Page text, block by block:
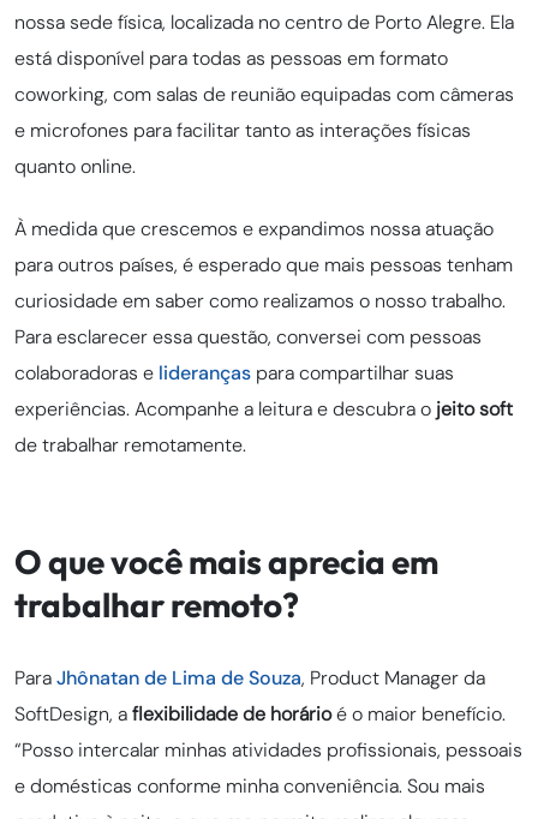
nossa sede física, localizada no centro de Porto Alegre. Ela
está disponível para todas as pessoas em formato
coworking, com salas de reunião equipadas com câmeras
e microfones para facilitar tanto as interações físicas
quanto online.
À medida que crescemos e expandimos nossa atuação
para outros países, é esperado que mais pessoas tenham
curiosidade em saber como realizamos o nosso trabalho.
Para esclarecer essa questão, conversei com pessoas
colaboradoras e lideranças para compartilhar suas
experiências. Acompanhe a leitura e descubra o jeito soft
de trabalhar remotamente.
O que você mais aprecia em
trabalhar remoto?
ParaJhônatan de Lima de Souza, Product Manager da
SoftDesign, aflexibilidade de horárioé o maior benefício.
“Posso intercalar minhas atividades profissionais, pessoais
e domésticas conforme minha conveniência. Sou mais